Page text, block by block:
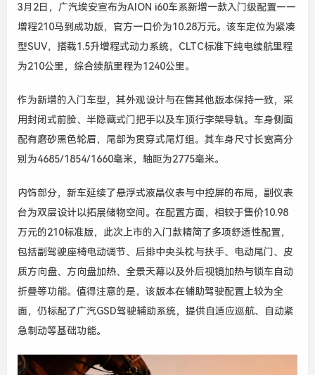
3月2日，广汽埃安宣布为AION i60车系新增一款入门级配置——
增程210马到成功版，官方一口价为10.28万元。该车定位为紧凑
型SUV，搭载1.5升增程式动力系统，CLTC标准下纯电续航里程
为210公里，综合续航里程为1240公里。
作为新增的入门车型，其外观设计与在售其他版本保持一致，采
用封闭式前脸、半隐藏式门把手以及车顶行李架导轨。车身侧面
配有磨砂黑色轮眉，尾部为贯穿式尾灯组。其车身尺寸长宽高分
别为4685/1854/1660毫米，轴距为2775毫米。
内饰部分，新车延续了悬浮式液晶仪表与中控屏的布局，副仪表
台为双层设计以拓展储物空间。在配置方面，相较于售价10.98
万元的210标准版，此次上市的入门款精简了多项舒适性配置，
包括副驾驶座椅电动调节、后排中央头枕与扶手、电动尾门、皮
质方向盘、方向盘加热、全景天幕以及外后视镜加热与锁车自动
折叠等功能。 值得注意的是，该版本在辅助驾驶配置上较为全
面， 仍标配了广汽GSD驾驶辅助系统，提供自适应巡航、自动紧
急制动等基础功能。